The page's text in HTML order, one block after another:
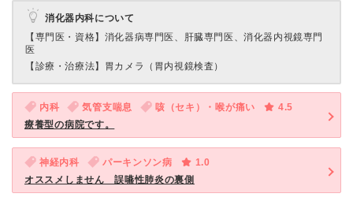
消化器内科について
【専門医・資格】 消化器病専門医、肝臓専門医、消化器内視鏡専門
医
【診療・治療法】 胃カメラ（胃内視鏡検査）
内科 気管支喘息 咳（セキ）・喉が痛い
4.5
療養型の病院です。
神経内科 パーキンソン病
1.0
オススメしません 誤嚥性肺炎の裏側